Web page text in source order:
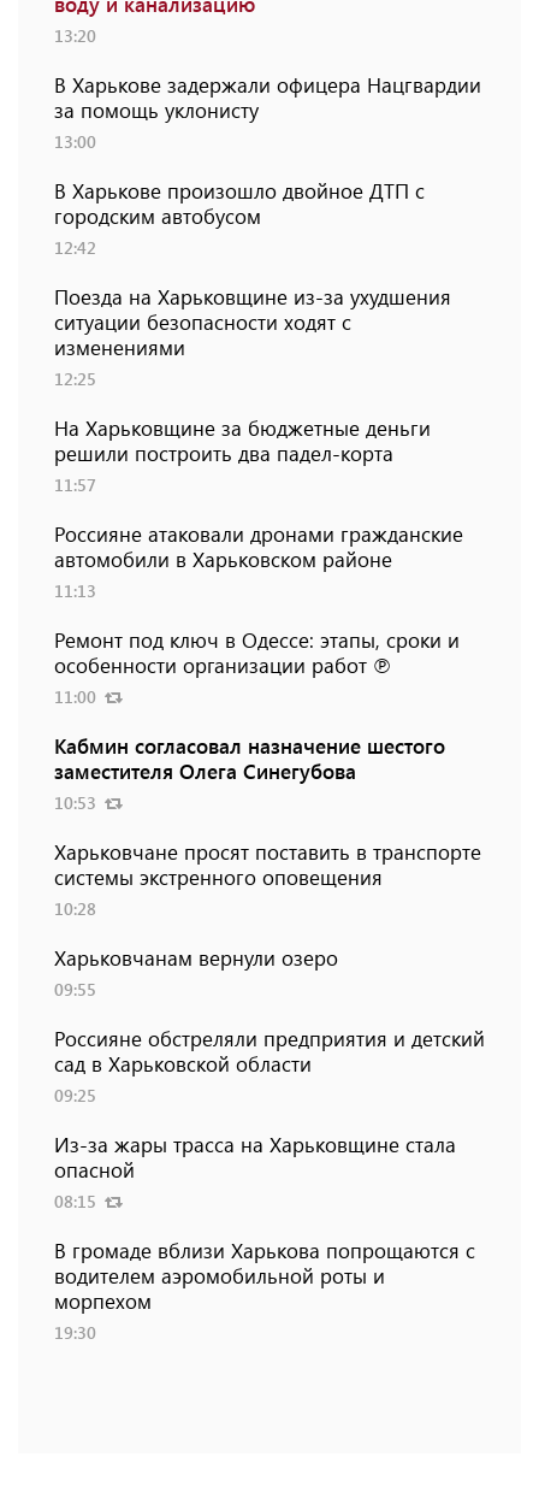
13:20
В Харькове задержали офицера Нацгвардии
за помощь уклонисту
13:00
В Харькове произошло двойное ДТП с
городским автобусом
12:42
Поезда на Харьковщине из-за ухудшения
ситуации безопасности ходят с
изменениями
12:25
На Харьковщине за бюджетные деньги
решили построить два падел-корта
11:57
Россияне атаковали дронами гражданские
автомобили в Харьковском районе
11:13
Ремонт под ключ в Одессе: этапы, сроки и
особенности организации работ ℗
11:00
Кабмин согласовал назначение шестого
заместителя Олега Синегубова
10:53
Харьковчане просят поставить в транспорте
системы экстренного оповещения
10:28
Харьковчанам вернули озеро
09:55
Россияне обстреляли предприятия и детский
сад в Харьковской области
09:25
Из-за жары трасса на Харьковщине стала
опасной
08:15
В громаде вблизи Харькова попрощаются с
водителем аэромобильной роты и
морпехом
19:30